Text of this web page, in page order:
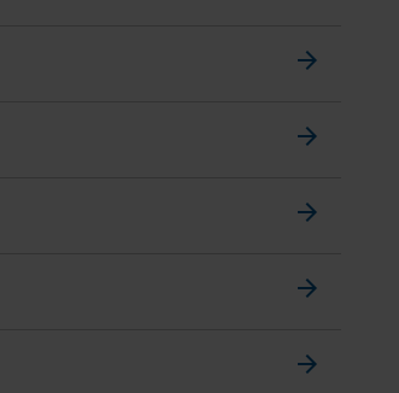
arrow_forward
arrow_forward
arrow_forward
arrow_forward
arrow_forward